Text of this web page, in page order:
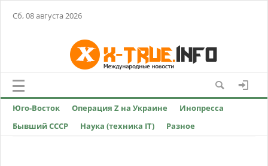
Сб, 08 августа 2026
Юго-Восток Операция Z на Украине
Инопресса
Бывший СССР
Наука (техника IT) Разное